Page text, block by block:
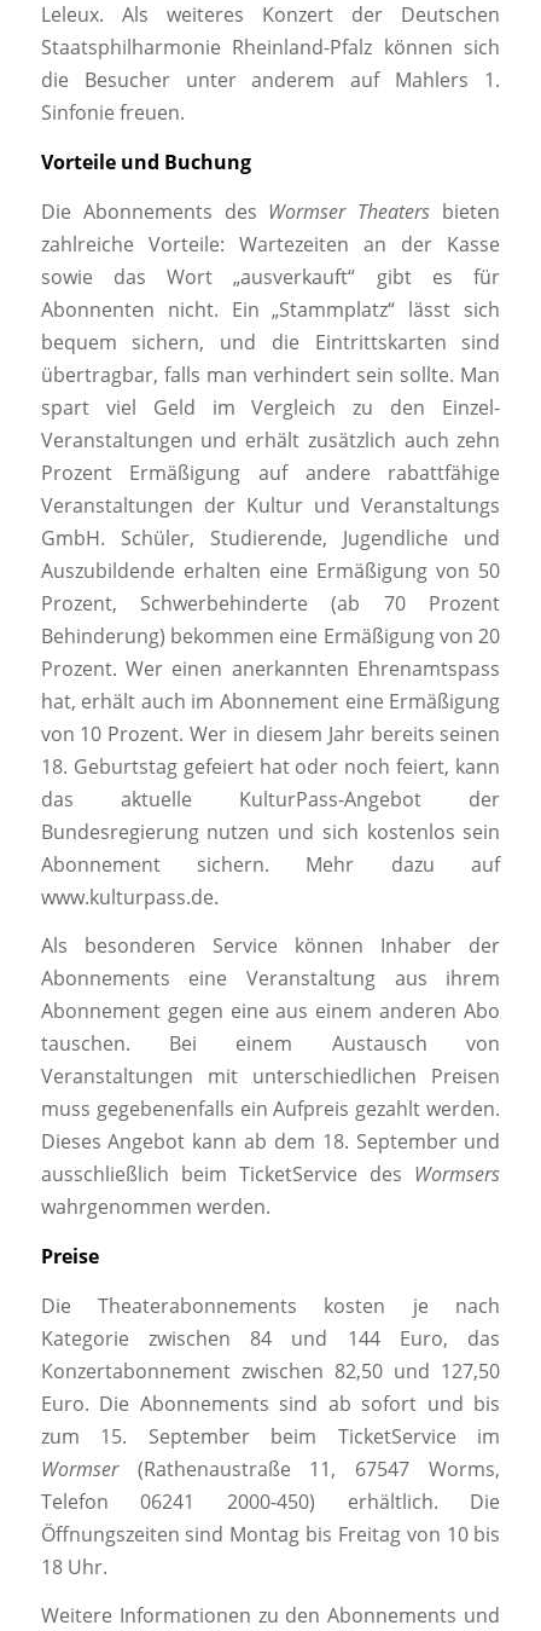
Leleux. Als weiteres Konzert der Deutschen
Staatsphilharmonie Rheinland-Pfalz können sich
die Besucher unter anderem auf Mahlers 1.
Sinfonie freuen.
Vorteile und Buchung
Die Abonnements des Wormser Theaters bieten
zahlreiche Vorteile: Wartezeiten an der Kasse
sowie das Wort „ausverkauft“ gibt es für
Abonnenten nicht. Ein „Stammplatz“ lässt sich
bequem sichern, und die Eintrittskarten sind
übertragbar, falls man verhindert sein sollte. Man
spart viel Geld im Vergleich zu den Einzel-
Veranstaltungen und erhält zusätzlich auch zehn
Prozent Ermäßigung auf andere rabattfähige
Veranstaltungen der Kultur und Veranstaltungs
GmbH. Schüler, Studierende, Jugendliche und
Auszubildende erhalten eine Ermäßigung von 50
Prozent, Schwerbehinderte (ab 70 Prozent
Behinderung) bekommen eine Ermäßigung von 20
Prozent. Wer einen anerkannten Ehrenamtspass
hat, erhält auch im Abonnement eine Ermäßigung
von 10 Prozent. Wer in diesem Jahr bereits seinen
18. Geburtstag gefeiert hat oder noch feiert, kann
das aktuelle KulturPass-Angebot der
Bundesregierung nutzen und sich kostenlos sein
Abonnement sichern. Mehr dazu auf
www.kulturpass.de.
Als besonderen Service können Inhaber der
Abonnements eine Veranstaltung aus ihrem
Abonnement gegen eine aus einem anderen Abo
tauschen. Bei einem Austausch von
Veranstaltungen mit unterschiedlichen Preisen
muss gegebenenfalls ein Aufpreis gezahlt werden.
Dieses Angebot kann ab dem 18. September und
ausschließlich beim TicketService des Wormsers
wahrgenommen werden.
Preise
Die Theaterabonnements kosten je nach
Kategorie zwischen 84 und 144 Euro, das
Konzertabonnement zwischen 82,50 und 127,50
Euro. Die Abonnements sind ab sofort und bis
zum 15. September beim TicketService im
Wormser(Rathenaustraße 11, 67547 Worms,
Telefon 06241 2000-450) erhältlich. Die
Öffnungszeiten sind Montag bis Freitag von 10 bis
18 Uhr.
Weitere Informationen zu den Abonnements und